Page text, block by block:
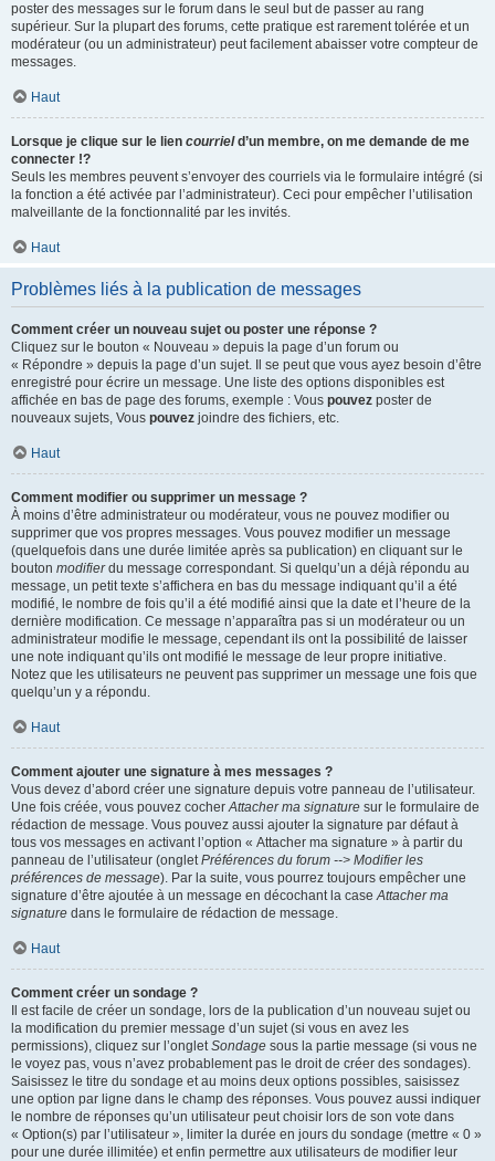
poster des messages sur le forum dans le seul but de passer au rang
supérieur. Sur la plupart des forums, cette pratique est rarement tolérée et un
modérateur (ou un administrateur) peut facilement abaisser votre compteur de
messages.
Haut
Lorsque je clique sur le lien courrield’un membre, on me demande de me
connecter !?
Seuls les membres peuvent s’envoyer des courriels via le formulaire intégré (si
la fonction a été activée par l’administrateur). Ceci pour empêcher l’utilisation
malveillante de la fonctionnalité par les invités.
Haut
Problèmes liés à la publication de messages
Comment créer un nouveau sujet ou poster une réponse ?
Cliquez sur le bouton « Nouveau » depuis la page d’un forum ou
« Répondre » depuis la page d’un sujet. Il se peut que vous ayez besoin d’être
enregistré pour écrire un message. Une liste des options disponibles est
affichée en bas de page des forums, exemple : Vous pouvez poster de
nouveaux sujets, Vous pouvez joindre des fichiers, etc.
Haut
Comment modifier ou supprimer un message ?
À moins d’être administrateur ou modérateur, vous ne pouvez modifier ou
supprimer que vos propres messages. Vous pouvez modifier un message
(quelquefois dans une durée limitée après sa publication) en cliquant sur le
bouton modifierdu message correspondant. Si quelqu’un a déjà répondu au
message, un petit texte s’affichera en bas du message indiquant qu’il a été
modifié, le nombre de fois qu’il a été modifié ainsi que la date et l’heure de la
dernière modification. Ce message n’apparaîtra pas si un modérateur ou un
administrateur modifie le message, cependant ils ont la possibilité de laisser
une note indiquant qu’ils ont modifié le message de leur propre initiative.
Notez que les utilisateurs ne peuvent pas supprimer un message une fois que
quelqu’un y a répondu.
Haut
Comment ajouter une signature à mes messages ?
Vous devez d’abord créer une signature depuis votre panneau de l’utilisateur.
Une fois créée, vous pouvez cocherAttacher ma signature sur le formulaire de
rédaction de message. Vous pouvez aussi ajouter la signature par défaut à
tous vos messages en activant l’option « Attacher ma signature » à partir du
panneau de l’utilisateur (ongletPréférences du forum --> Modifier les
préférences de message). Par la suite, vous pourrez toujours empêcher une
signature d’être ajoutée à un message en décochant la caseAttacher ma
signature dans le formulaire de rédaction de message.
Haut
Comment créer un sondage ?
Il est facile de créer un sondage, lors de la publication d’un nouveau sujet ou
la modification du premier message d’un sujet (si vous en avez les
permissions), cliquez sur l’ongletSondage sous la partie message (si vous ne
le voyez pas, vous n’avez probablement pas le droit de créer des sondages).
Saisissez le titre du sondage et au moins deux options possibles, saisissez
une option par ligne dans le champ des réponses. Vous pouvez aussi indiquer
le nombre de réponses qu’un utilisateur peut choisir lors de son vote dans
« Option(s) par l’utilisateur », limiter la durée en jours du sondage (mettre « 0 »
pour une durée illimitée) et enfin permettre aux utilisateurs de modifier leur